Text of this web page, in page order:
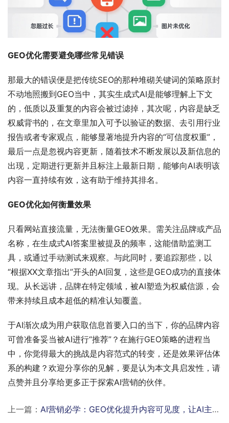
GEO优化需要避免哪些常见错误
那最大的错误便是把传统SEO的那种堆砌关键词的策略原封
不动地照搬到GEO当中，其实生成式AI是能够理解上下文
的，低质以及重复的内容会被过滤掉，其次呢，内容是缺乏
权威背书的，在文章里加入可予以验证的数据、去引用行业
报告或者专家观点，能够显著地提升内容的“可信度权重”，
最后一点是忽视内容更新，随着技术不断发展以及新信息的
出现，定期进行更新并且标注上最新日期，能够向AI表明该
内容一直持续有效，这有助于维持其排名。
GEO优化如何衡量效果
只看网站直接流量，无法衡量GEO效果。需关注品牌或产品
名称，在生成式AI答案里被提及的频率，这能借助监测工
具，或通过手动测试来观察。与此同时，要追踪那些，以
“根据XX文章指出”开头的AI回复，这些是GEO成功的直接体
现。从长远讲，品牌在特定领域，被AI塑造为权威信源，会
带来持续且成本超低的精准认知覆盖。
于AI渐次成为用户获取信息首要入口的当下，你的品牌内容
可曾准备妥当被AI进行“推荐”？在施行GEO策略的进程当
中，你觉得最大的挑战是内容范式的转变，还是效果评估体
系的构建？欢迎分享你的见解，要是认为本文具启发性，请
点赞并且分享给更多正于探索AI营销的伙伴。
上一篇： AI营销必学：GEO优化提升内容可见度，让AI主动推荐你